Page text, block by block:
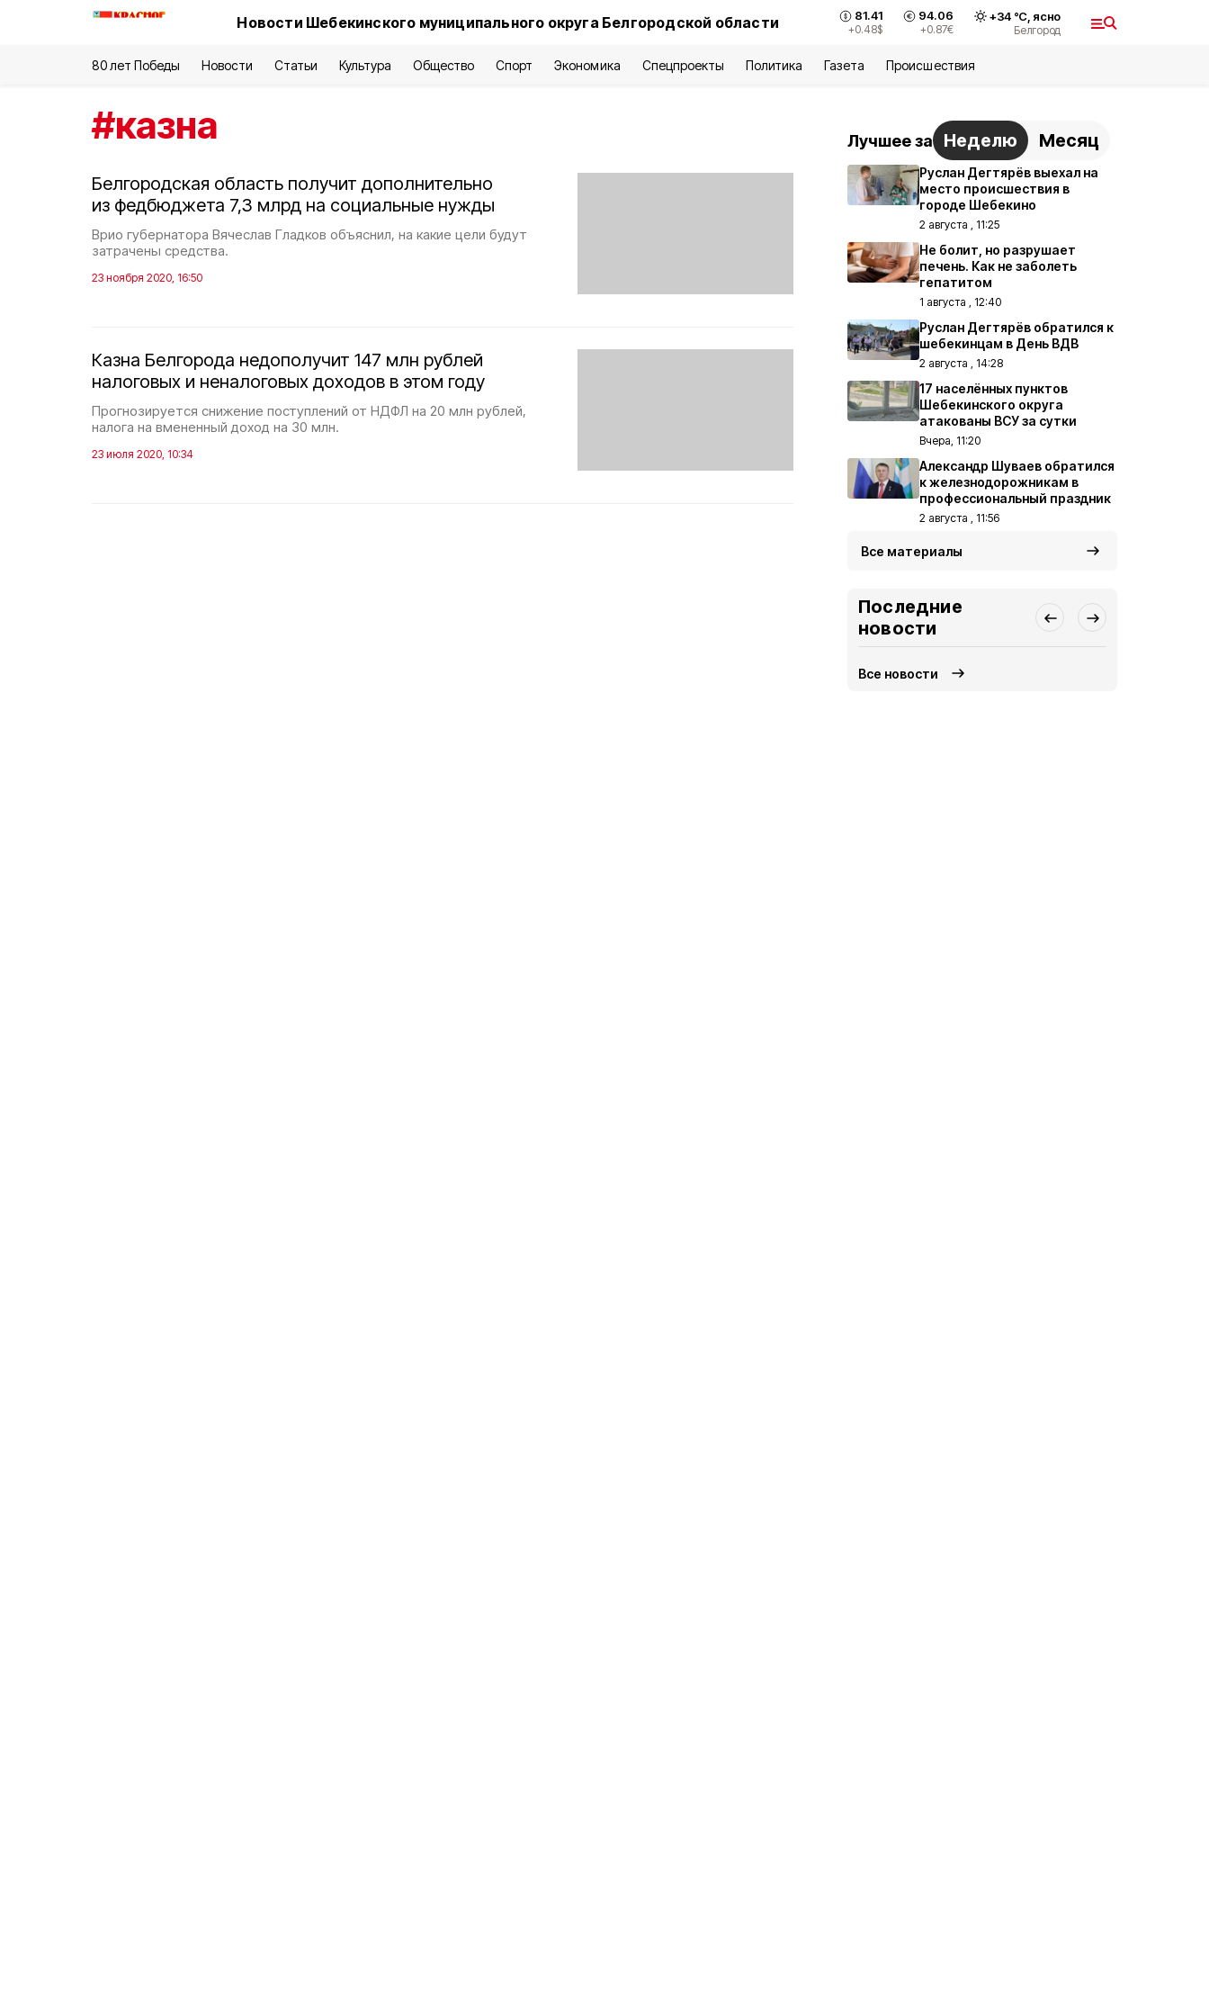
Новости Шебекинского муниципального округа Белгородской области 81.41
+0.48$
94.06
+0.87€
+34°С, ясно
Белгород
80 лет Победы Новости Статьи Культура Общество Спорт Экономика Спецпроекты Политика Газета Происшествия
#казна
Белгородская область получит дополнительно
из федбюджета 7,3 млрд на социальные нужды
Врио губернатора Вячеслав Гладков объяснил, на какие цели будут
затрачены средства.
23 ноября 2020, 16:50
Казна Белгорода недополучит 147 млн рублей
налоговых и неналоговых доходов в этом году
Прогнозируется снижение поступлений от НДФЛ на 20 млн рублей,
налога на вмененный доход на 30 млн.
23 июля 2020, 10:34
Лучшее за Неделю Месяц
Руслан Дегтярёв выехал на
место происшествия в
городе Шебекино
2 августа , 11:25
Не болит, но разрушает
печень. Как не заболеть
гепатитом
1 августа , 12:40
Руслан Дегтярёв обратился к
шебекинцам в День ВДВ
2 августа , 14:28
17 населённых пунктов
Шебекинского округа
атакованы ВСУ за сутки
Вчера, 11:20
Александр Шуваев обратился
к железнодорожникам в
профессиональный праздник
2 августа , 11:56
Все материалы
Последние
новости
Все новости